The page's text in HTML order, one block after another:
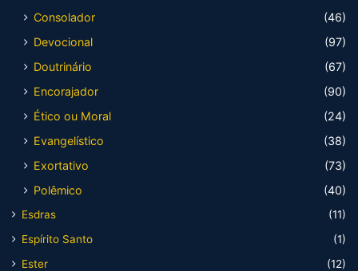
Consolador
(46)
Devocional
(97)
Doutrinário
(67)
Encorajador
(90)
Ético ou Moral
(24)
Evangelístico
(38)
Exortativo
(73)
Polêmico
(40)
Esdras
(11)
Espírito Santo
(1)
Ester
(12)